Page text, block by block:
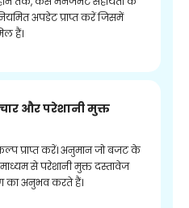
अपडेट प्राप्त करें जिसमें
हैं।
और परेशानी मुक्त
प्राप्त करें। अनुमान जो बजट के
से परेशानी मुक्त दस्तावेज
का अनुभव करते हैं।